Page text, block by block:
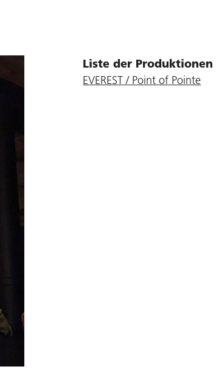
Liste der Produktionen
EVEREST / Point of Pointe